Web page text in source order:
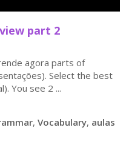
part 2
agora parts of
Select the best
You see 2 ...
, Vocabulary, aulas